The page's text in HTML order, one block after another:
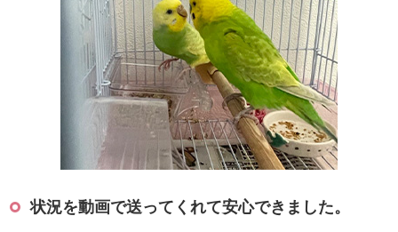
状況を動画で送ってくれて安心できました。